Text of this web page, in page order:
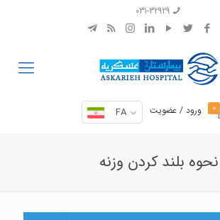
031-32929
0 ورود / عضویت FA
نحوه بلند کردن وزنه